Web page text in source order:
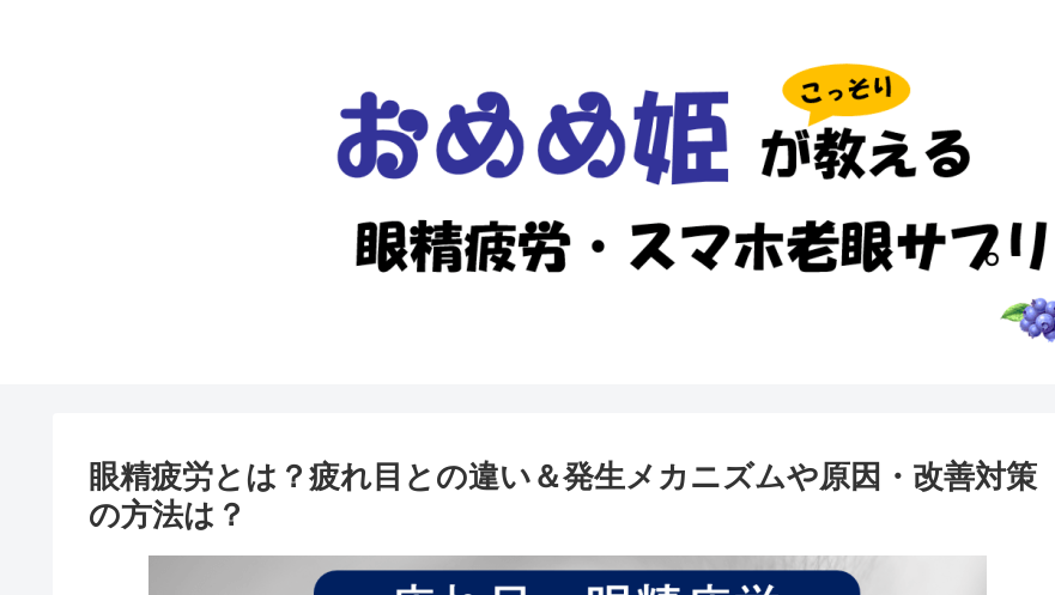
眼精疲労とは？疲れ目との違い＆発生メカニズムや原因・改善対策
の方法は？